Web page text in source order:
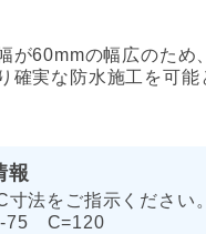
が60mmの幅広のため
確実な防水施工を可能
報
寸法をご指示ください。
75 C=120